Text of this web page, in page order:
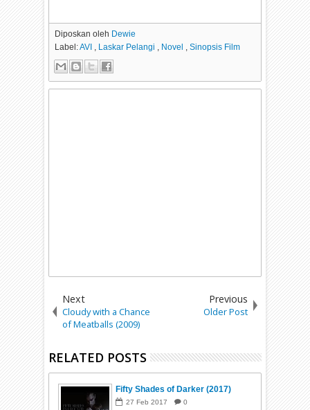
Diposkan oleh Dewie
Label:AVI , Laskar Pelangi , Novel ,Sinopsis Film
Next
Cloudy with a Chance
of Meatballs (2009)
Previous
Older Post
RELATED POSTS
Fifty Shades of Darker (2017)
27 Feb 2017 0